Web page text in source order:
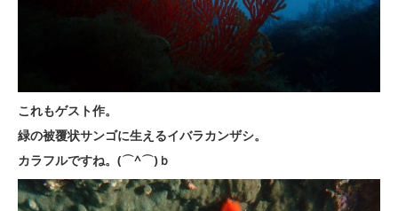
これもゲスト作。
緑の被覆状サンゴに生えるイバラカンザシ。
カラフルですね。(⌒^⌒)ｂ